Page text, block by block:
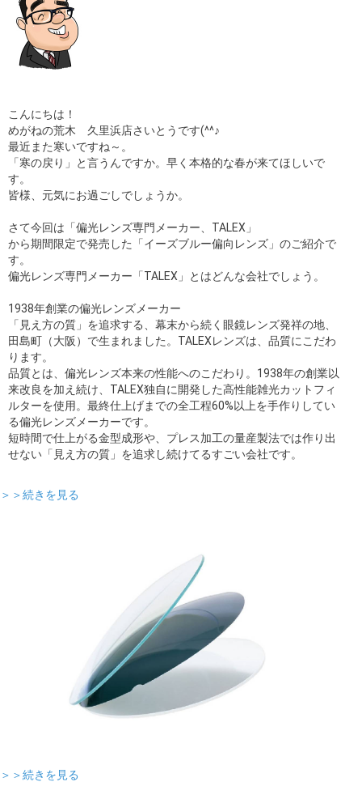
ブログ
こんにちは！
めがねの荒木 久里浜店さいとうです(^^♪
最近また寒いですね～。
「寒の戻り」と言うんですか。早く本格的な春が来てほしいで
す。
皆様、元気にお過ごしでしょうか。
さて今回は「偏光レンズ専門メーカー、TALEX」
から期間限定で発売した「イーズブルー偏向レンズ」のご紹介で
す。
偏光レンズ専門メーカー「TALEX」とはどんな会社でしょう。
1938年創業の偏光レンズメーカー
「見え方の質」を追求する、幕末から続く眼鏡レンズ発祥の地、
田島町（大阪）で生まれました。TALEXレンズは、品質にこだわ
ります。
品質とは、偏光レンズ本来の性能へのこだわり。1938年の創業以
来改良を加え続け、TALEX独自に開発した高性能雑光カットフィ
ルターを使用。最終仕上げまでの全工程60%以上を手作りしてい
る偏光レンズメーカーです。
短時間で仕上がる金型成形や、プレス加工の量産製法では作り出
せない「見え方の質」を追求し続けてるすごい会社です。
＞＞続きを見る
＞＞続きを見る